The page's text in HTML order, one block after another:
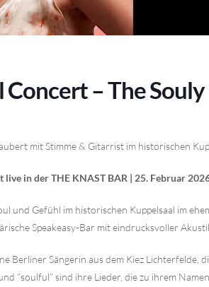
Concert – The
mit Stimme & Gitarrist im historischen
live in der THE KNAST BAR | 25. Februar
und Gefühl im historischen Kuppelsaal im
Speakeasy-Bar mit eindrucksvoller
Berliner Sängerin aus dem Kiez Lichterfelde,
“soulful” sind ihre Lieder, die zu ihrem